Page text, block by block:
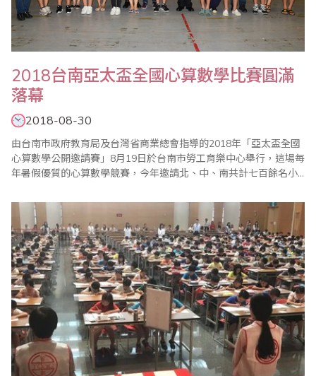
2018台南亞太盃全國心算數學比賽圓滿
落幕
2018-08-30
由台南市政府教育局及台灣省商業總會指導的2018年「亞太盃全國
心算數學公開邀請賽」8月19日於台南市勞工育樂中心舉行，這場每
年暑假優質的心算數學競賽，今年邀請北、中、南共計七百餘名小
勵好、獎品豐富、獎盃高大精緻外，第一名更加發獎學金，另為獎
勵應屆畢業生，特別設立「亞太模範獎」鼓勵優秀選手，且各組榮
獲前十名選手特別頒發台南市教育局長獎狀, 整..